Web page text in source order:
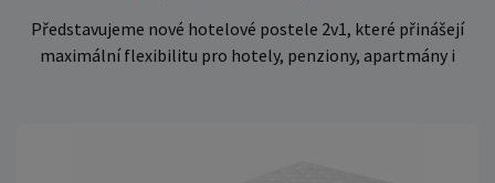
Představujeme nové hotelové postele 2v1, které přinášejí
maximální flexibilitu pro hotely, penziony, apartmány i